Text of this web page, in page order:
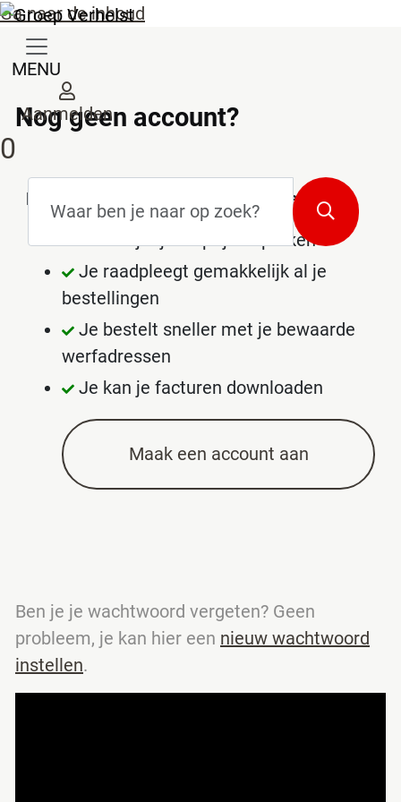
Ga naar de inhoud
MENU
Aanmelden
0
Zoekterm
Zoeken
Nog geen account?
Redenen om een account te maken
Je bekijkt jouw prijsafspraken
Je raadpleegt gemakkelijk al je
bestellingen
Je bestelt sneller met je bewaarde
werfadressen
Je kan je facturen downloaden
Maak een account aan
Ben je je wachtwoord vergeten? Geen
probleem, je kan hier een nieuw wachtwoord
instellen.